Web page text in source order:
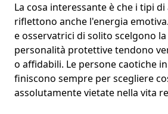
La cosa interessante è che i tipi
riflettono anche l'energia emotiva
e osservatrici di solito scelgono
personalità protettivetendono
o affidabili. Le persone caotiche
finiscono sempre per scegliere
assolutamente vietate nella vita